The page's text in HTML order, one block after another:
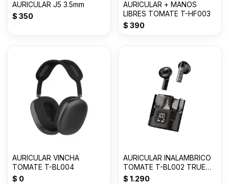
AURICULAR J5 3.5mm
$ 350
AURICULAR + MANOS
LIBRES TOMATE T-HF003
$ 390
AURICULAR VINCHA
TOMATE T-BL004
$ 0
AURICULAR INALAMBRICO
TOMATE T-BL002 TRUE
WIRELESS
$ 1.290